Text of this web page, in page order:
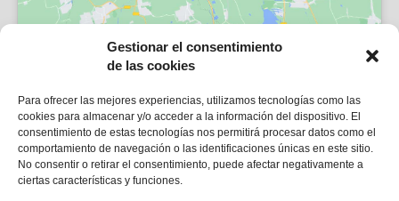
Gestionar el consentimiento
de las cookies
Para ofrecer las mejores experiencias, utilizamos tecnologías como las
cookies para almacenar y/o acceder a la información del dispositivo. El
consentimiento de estas tecnologías nos permitirá procesar datos como el
comportamiento de navegación o las identificaciones únicas en este sitio.
No consentir o retirar el consentimiento, puede afectar negativamente a
ciertas características y funciones.